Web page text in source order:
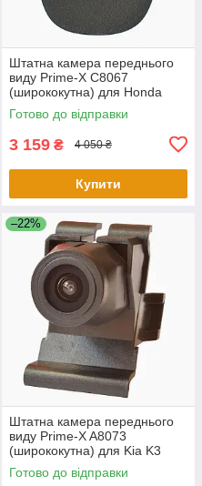
Штатна камера переднього
виду Prime-X С8067
(ширококутна) для Honda
Accord 2.0 2014 - 2015
Готово до відправки
3 159 ₴ 4 050 ₴
Купити
–22%
Штатна камера переднього
виду Prime-X A8073
(ширококутна) для Kia K3
2012 - 2014
Готово до відправки